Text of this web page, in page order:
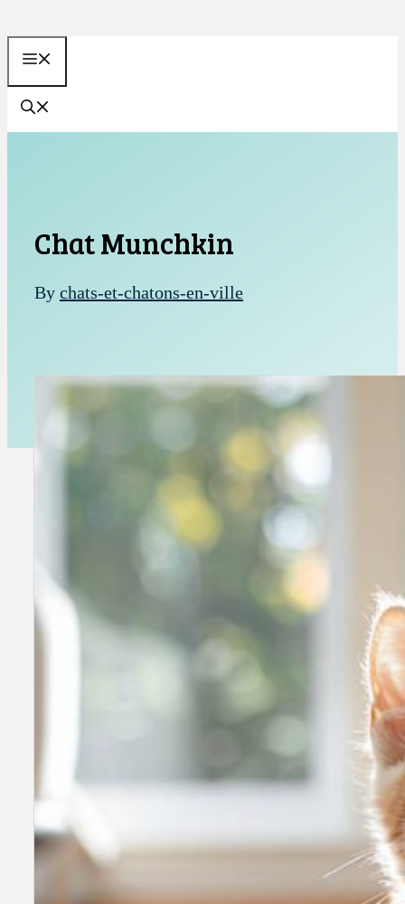
Aller
Chat Munchkin
By chats-et-chatons-en-ville